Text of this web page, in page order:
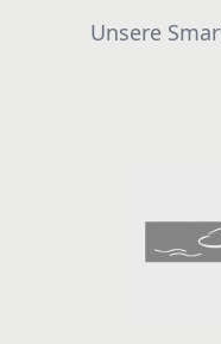
Unsere